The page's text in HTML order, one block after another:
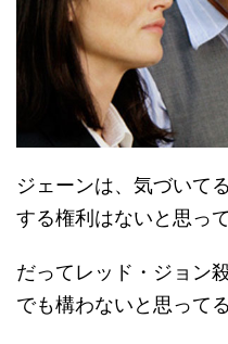
ジェーンは、気づいて
する権利はないと思っ
だってレッド・ジョン
でも構わないと思ってる